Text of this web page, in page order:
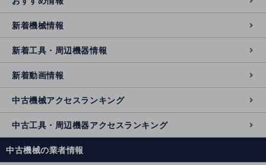
新着機械情報
新着工具・周辺機器情報
新着動画情報
中古機械アクセスランキング
中古工具・周辺機器アクセスランキング
中古機械の業者情報